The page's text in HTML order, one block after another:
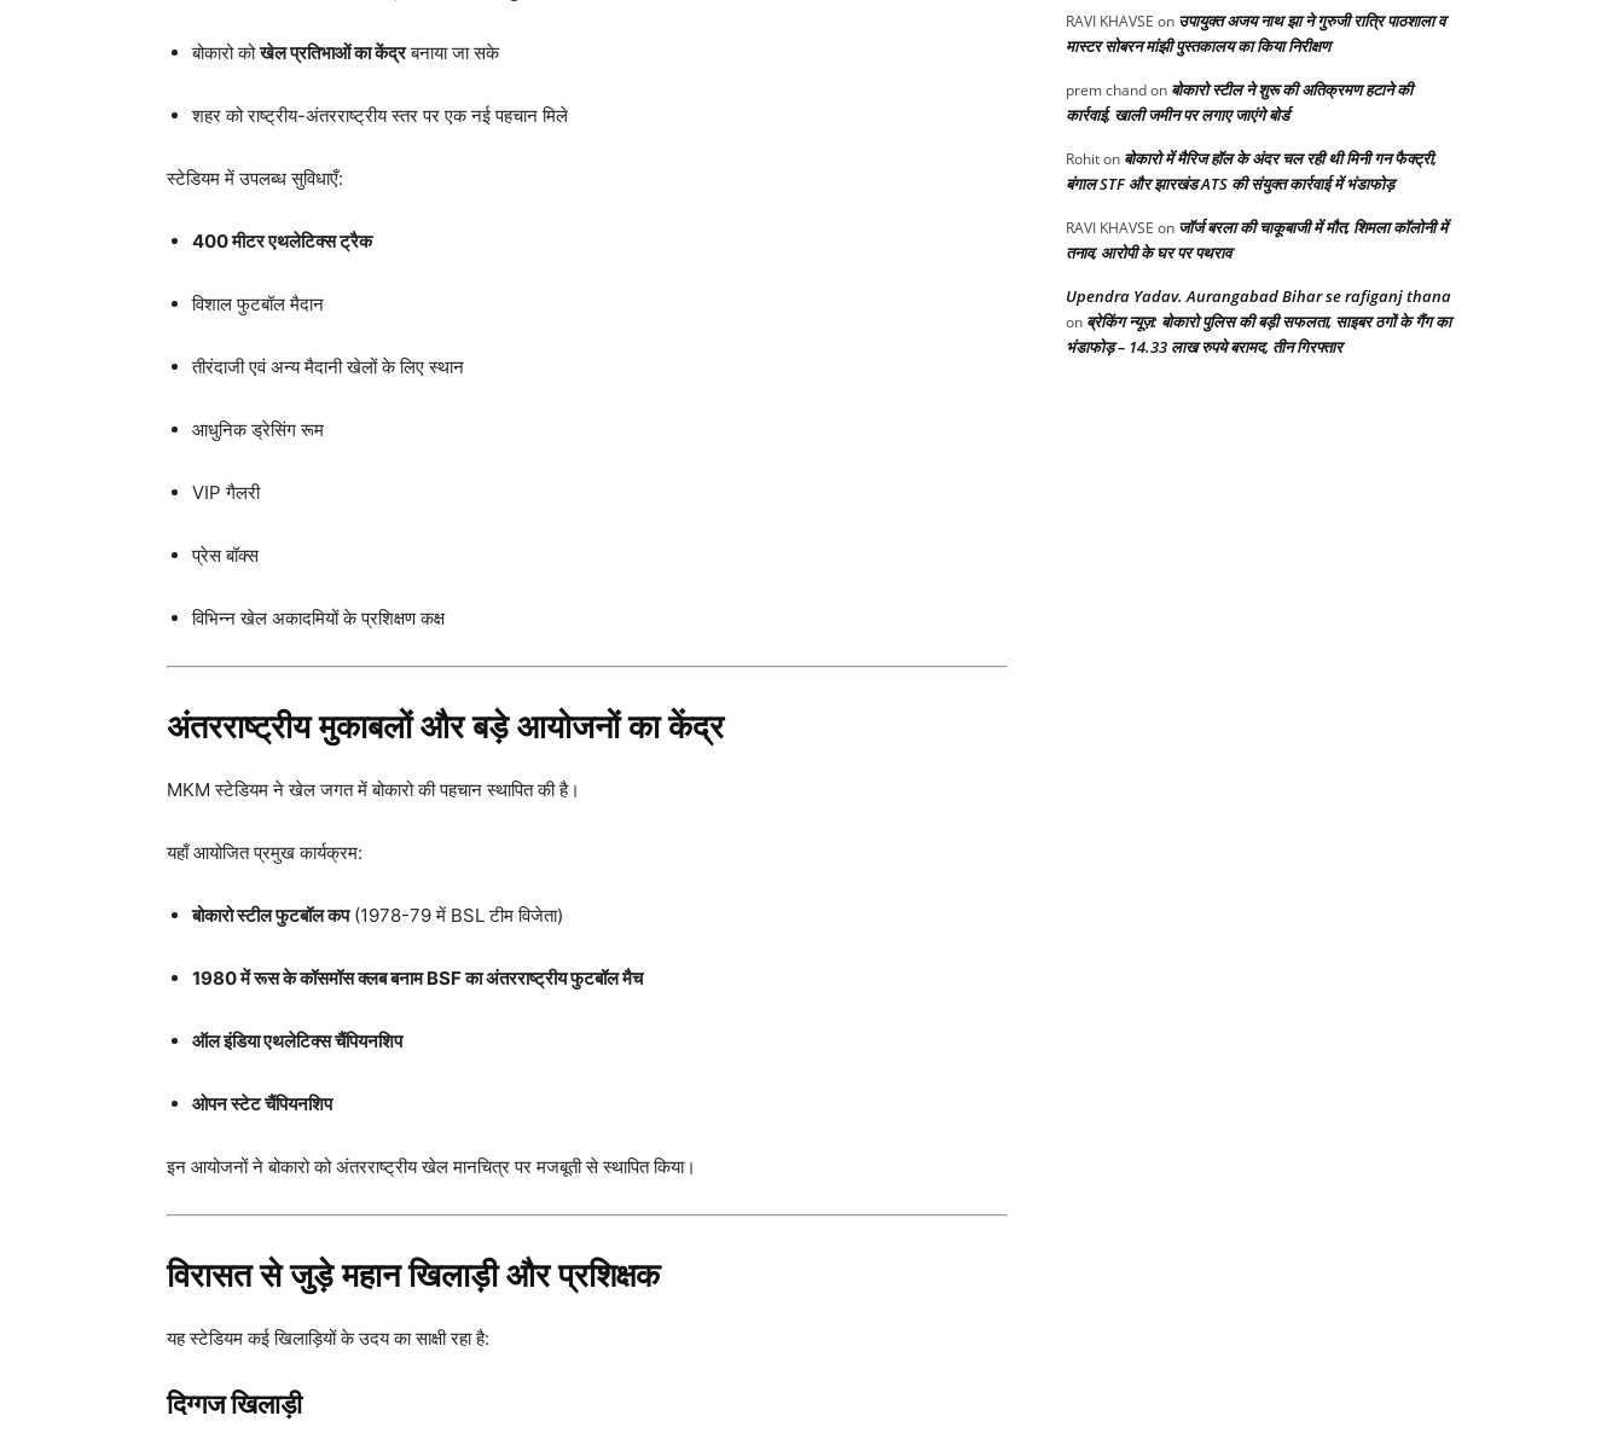
बोकारो कोखेल प्रतिभाओं का केंद्रबनाया जा सके
शहर को राष्ट्रीय-अंतरराष्ट्रीय स्तर पर एक नई पहचान मिले
स्टेडियम में उपलब्ध सुविधाएँ:
400 मीटर एथलेटिक्स ट्रैक
विशाल फुटबॉल मैदान
तीरंदाजी एवं अन्य मैदानी खेलों के लिए स्थान
आधुनिक ड्रेसिंग रूम
VIP गैलरी
प्रेस बॉक्स
विभिन्न खेल अकादमियों के प्रशिक्षण कक्ष
अंतरराष्ट्रीय मुकाबलों और बड़े आयोजनों का केंद्र
MKM स्टेडियम ने खेल जगत में बोकारो की पहचान स्थापित की है।
यहाँ आयोजित प्रमुख कार्यक्रम:
बोकारो स्टील फुटबॉल कप(1978-79 में BSL टीम विजेता)
1980 में रूस के कॉसमॉस क्लब बनाम BSF का अंतरराष्ट्रीय फुटबॉल मैच
ऑल इंडिया एथलेटिक्स चैंपियनशिप
ओपन स्टेट चैंपियनशिप
इन आयोजनों ने बोकारो को अंतरराष्ट्रीय खेल मानचित्र पर मजबूती से स्थापित किया।
विरासत से जुड़े महान खिलाड़ी और प्रशिक्षक
यह स्टेडियम कई खिलाड़ियों के उदय का साक्षी रहा है:
दिग्गज खिलाड़ी
RAVI KHAVSE on उपायुक्त अजय नाथ झा ने गुरुजी रात्रि पाठशाला व
मास्टर सोबरन मांझी पुस्तकालय का किया निरीक्षण
prem chandon बोकारो स्टील ने शुरू की अतिक्रमण हटाने की
कार्रवाई, खाली जमीन पर लगाए जाएंगे बोर्ड
Rohiton बोकारो में मैरिज हॉल के अंदर चल रही थी मिनी गन फैक्ट्री,
बंगाल STF और झारखंड ATS की संयुक्त कार्रवाई में भंडाफोड़
RAVI KHAVSE on जॉर्ज बरला की चाकूबाजी में मौत, शिमला कॉलोनी में
तनाव, आरोपी के घर पर पथराव
Upendra Yadav. Aurangabad Bihar se rafiganj thana
on ब्रेकिंग न्यूज़: बोकारो पुलिस की बड़ी सफलता, साइबर ठगों के गैंग का
भंडाफोड़ – 14.33 लाख रुपये बरामद, तीन गिरफ्तार